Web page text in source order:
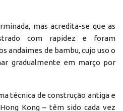
mas acredita-se que as
com rapidez e foram
andaimes de bambu, cujo uso o
gradualmente em março por
técnica de construção antiga e
Kong – têm sido cada vez